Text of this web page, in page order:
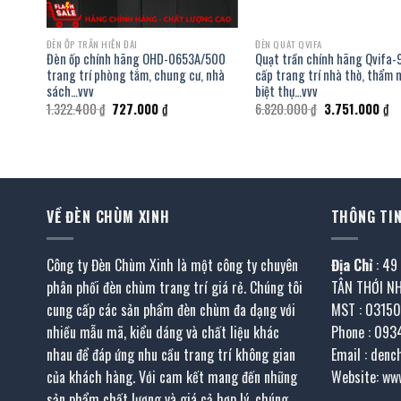
ĐÈN ỐP TRẦN HIỆN ĐẠI
Đèn ốp chính hãng OHD-0653A/500
trang trí phòng tắm, chung cư, nhà
sách…vvv
1.322.400₫ Giá
gốc
727.000₫Giá
ĐÈN QUẠT QVIFA
Quạt trần chính hãng Qvifa-
cấp trang trí nhà thờ, thẩm
biệt thự…vvv
6.820.000₫ Giá
gốc
3.751.000₫Giá
hiện
VỀ ĐÈN CHÙM XINH
Công ty Đèn Chùm Xinh là một công ty chuyên
phân phối đèn chùm trang trí giá rẻ. Chúng tôi
cung cấp các sản phẩm đèn chùm đa dạng với
nhiều mẫu mã, kiểu dáng và chất liệu khác
nhau để đáp ứng nhu cầu trang trí không gian
của khách hàng. Với cam kết mang đến những
THÔNG
Địa Chỉ : 49
TÂN THỚI
MST :
Phone :
Email :
Website: